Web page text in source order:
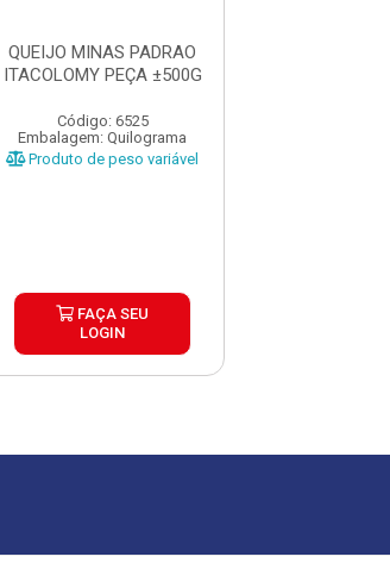
QUEIJO MINAS PADRAO
ITACOLOMY PEÇA ±500G
Código: 6525
Embalagem: Quilograma
Produto de peso variável
FAÇA SEU
LOGIN